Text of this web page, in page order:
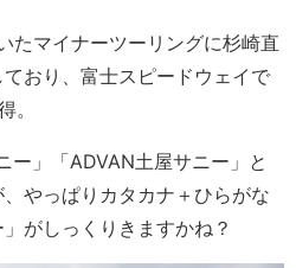
たマイナーツーリングに杉崎直
おり、富士スピードウェイで
。
ー」「ADVAN土屋サニー」と
やっぱりカタカナ＋ひらがな
がしっくりきますかね？